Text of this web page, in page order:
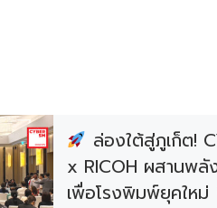
ล่องใต้สู่ภูเก็ต!
x RICOH ผสานพลั
เพื่อโรงพิมพ์ยุคใหม่